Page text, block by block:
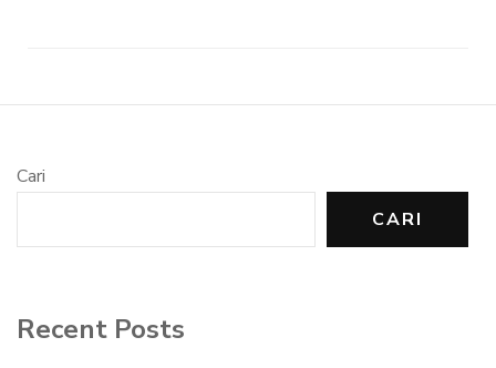
Cari
CARI
Recent Posts